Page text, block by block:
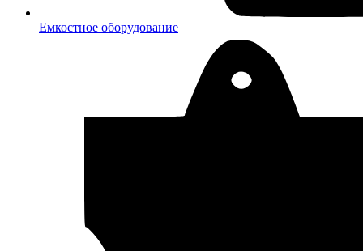
Емкостное оборудование